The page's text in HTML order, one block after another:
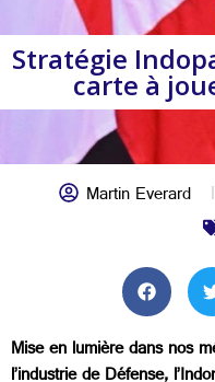
Stratégie
carte à
Martin Everard
Mise en lumière dans nos